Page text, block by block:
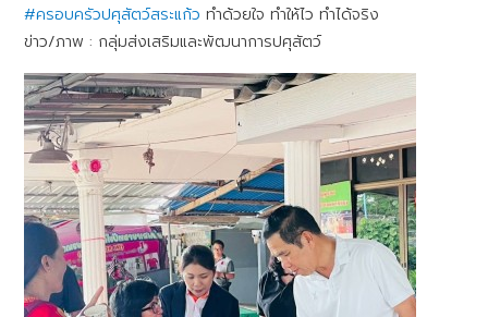
#ครอบครัวปศุสัตว์สระแก้ว ทำด้วยใจ ทำให้ไว ทำได้จริง
ข่าว/ภาพ : กลุ่มส่งเสริมและพัฒนาการปศุสัตว์